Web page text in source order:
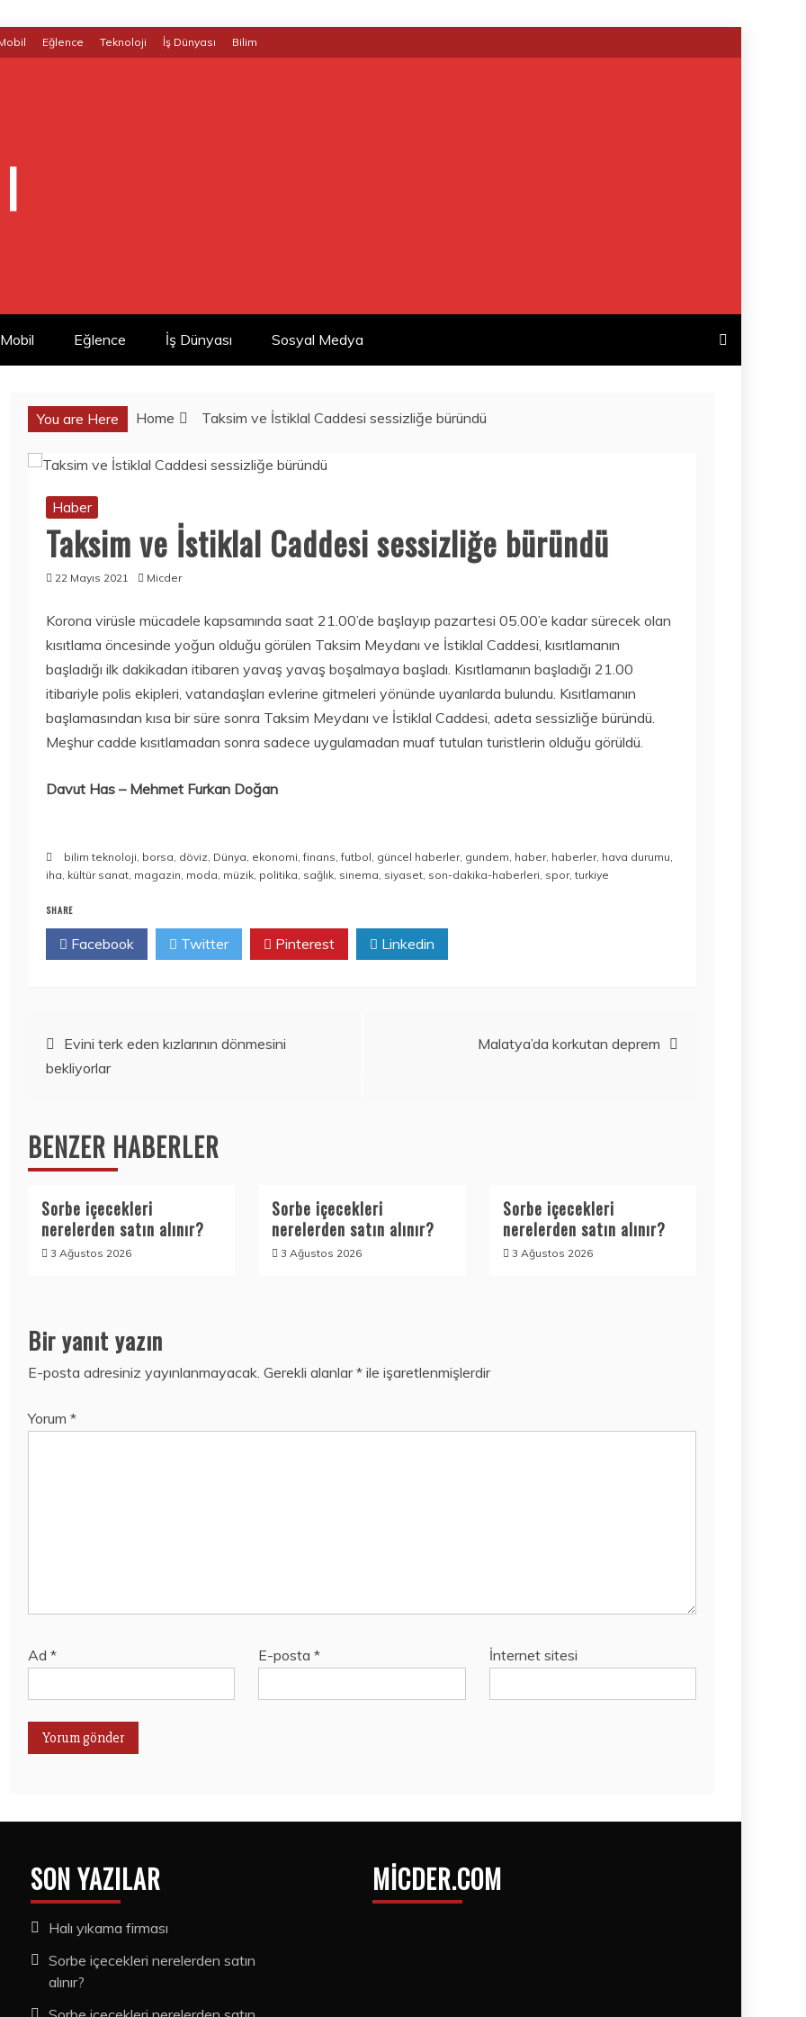
Eğlence Teknoloji İş Dünyası Bilim
Mobil Eğlence İş Dünyası Sosyal Medya
You are Here Home Taksim ve İstiklal Caddesi sessizliğe büründü
Haber
Taksim ve İstiklal Caddesi sessizliğe büründü
22 Mayıs 2021 Micder
Korona virüsle mücadele kapsamında saat 21.00’de başlayıp pazartesi 05.00’e kadar sürecek olan
kısıtlama öncesinde yoğun olduğu görülen Taksim Meydanı ve İstiklal Caddesi, kısıtlamanın
başladığı ilk dakikadan itibaren yavaş yavaş boşalmaya başladı. Kısıtlamanın başladığı 21.00
itibariyle polis ekipleri, vatandaşları evlerine gitmeleri yönünde uyarılarda bulundu. Kısıtlamanın
başlamasından kısa bir süre sonra Taksim Meydanı ve İstiklal Caddesi, adeta sessizliğe büründü.
Meşhur cadde kısıtlamadan sonra sadece uygulamadan muaf tutulan turistlerin olduğu görüldü.
Davut Has – Mehmet Furkan Doğan
bilim teknoloji, borsa, döviz, Dünya, ekonomi,finans,futbol, güncel haberler, gundem, haber, haberler, hava durumu,
iha, kültür sanat, magazin, moda, müzik, politika, sağlık, sinema, siyaset, son-dakika-haberleri, spor,turkiye
SHARE
Facebook Twitter Pinterest Linkedin
Yazı
gezinmesi
Evini terk eden kızlarının dönmesini
bekliyorlar
Malatya’da korkutan deprem
BENZER HABERLER
Sorbe içecekleri
nerelerden satın alınır?
3 Ağustos 2026
Sorbe içecekleri
nerelerden satın alınır?
3 Ağustos 2026
Sorbe içecekleri
nerelerden satın alınır?
3 Ağustos 2026
Bir yanıt yazın
E-posta adresiniz yayınlanmayacak. Gerekli alanlar* ile işaretlenmişlerdir
Yorum *
Ad * E-posta* İnternet sitesi
SORBE
NERELERDEN
SATIN ALINIR?
3 Ağustos 2026
SORBE
SATIN ALINIR?
3 Ağustos 2026
KOLEKSIYONERL
ER YAŞADI:
ONEPLUS ILK 10
ONEPLUS
NORD’U HEDIYE
EDECEK!
SAMSUNG
GALAXY NOTE
20 ULTRA DEĞIL,
GALAXY NOTE
20
GÖRÜNTÜLENDI!
15 Temmuz 2020
FIYAT/PERFORM
ANS AÇISINDAN
EN IYI TABLET
MODELLERI! ÇOK
DAHA UCUZA…
15 Temmuz 2020
Bilim
AKILLI SAATLER
Bilim
Bilim
AMAZON GAME
STUDIOS NEW
15 Temmuz 2020
SON YAZILAR
Halı yıkama firması
Sorbe içecekleri nerelerden satın
alınır?
MICDER.COM